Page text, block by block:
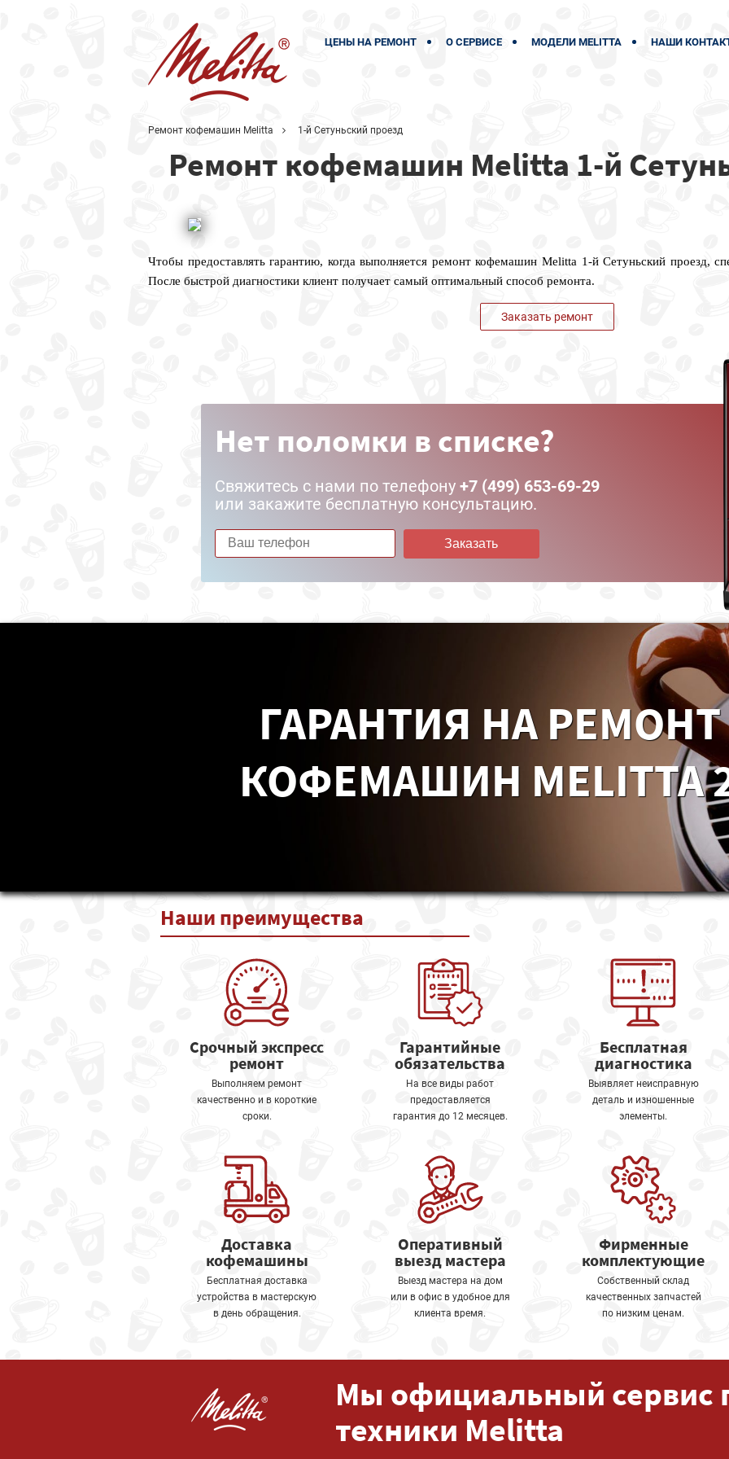
ЦЕНЫ НА РЕМОНТ О СЕРВИСЕ МОДЕЛИ MELITTA НАШИ
Ремонт кофемашин Melitta 1-й Сетуньский проезд
Ремонт кофемашин Melitta 1-й
Чтобы предоставлять гарантию, когда выполняется ремонт кофемашин Melitta 1-й Сетуньский проезд,
После быстрой диагностики клиент получает самый оптимальный способ ремонта.
Заказать ремонт
Нет поломки в списке?
Свяжитесь с нами по телефону +7 (499) 653-69-29
или закажите бесплатную консультацию.
Заказать
ГАРАНТИЯ НА РЕМОНТ
КОФЕМАШИН MELITTA
Наши преимущества
Срочный экспресс
ремонт
Выполняем ремонт
качественно и в короткие
сроки.
Гарантийные
обязательства
На все виды работ
предоставляется
гарантия до 12 месяцев.
Бесплатная
диагностика
Выявляет неисправную
деталь и изношенные
элементы.
Доставка
кофемашины
Бесплатная доставка
устройства в мастерскую
в день обращения.
Оперативный
выезд мастера
Выезд мастера на дом
или в офис в удобное для
клиента время.
Фирменные
комплектующие
Собственный склад
качественных запчастей
по низким ценам.
Мы официальный сервис
техники Melitta